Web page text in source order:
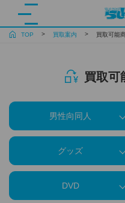
TOP 買取案内 買取可能
買取可
男性向同人
グッズ
DVD